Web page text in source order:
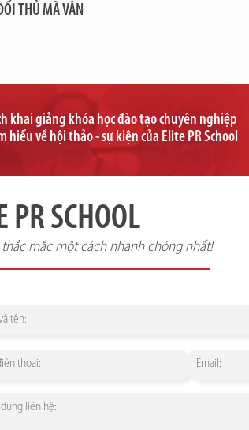
THỦ MÀ VẪN
khai giảng khóa học đào tạo chuyên nghiệp
hiểu về hội thảo - sự kiện của Elite PR School
PR SCHOOL
mắc một cách nhanh chóng nhất!